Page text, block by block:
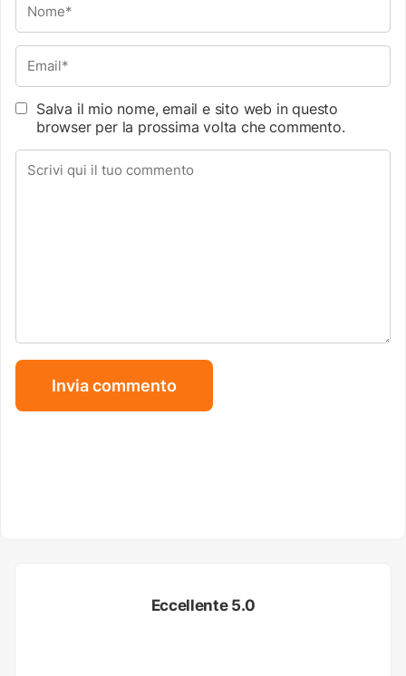
Salva il mio nome, email e sito web in questo
browser per la prossima volta che commento.
Eccellente 5.0